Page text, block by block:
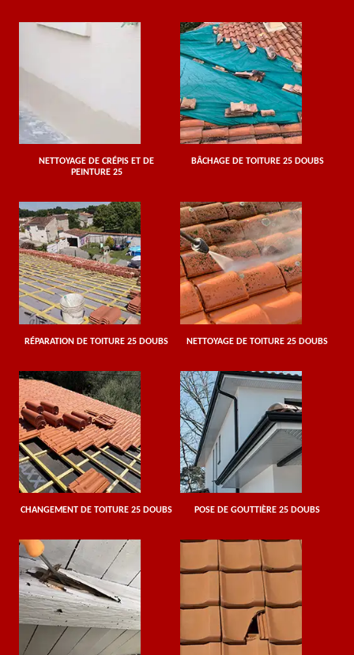
NETTOYAGE DE CRÉPIS ET DE
PEINTURE 25
BÂCHAGE DE TOITURE 25 DOUBS
RÉPARATION DE TOITURE 25 DOUBS NETTOYAGE DE TOITURE 25 DOUBS
CHANGEMENT DE TOITURE 25 DOUBS POSE DE GOUTTIÈRE 25 DOUBS